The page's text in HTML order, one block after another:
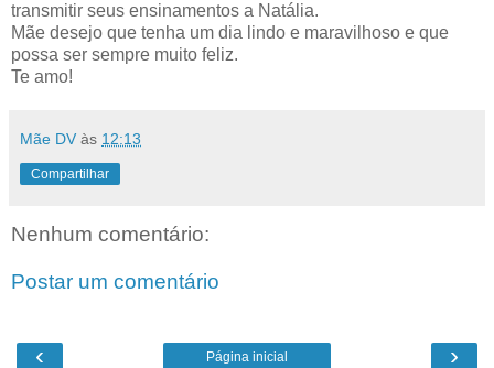
transmitir seus ensinamentos a Natália.
Mãe desejo que tenha um dia lindo e maravilhoso e que
possa ser sempre muito feliz.
Te amo!
Mãe DV às 12:13
Compartilhar
Nenhum comentário:
Postar um comentário
‹ ›
Página inicial